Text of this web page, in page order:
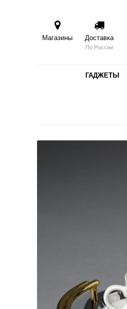
Магазины Доставка
По России
ГАДЖЕТЫ